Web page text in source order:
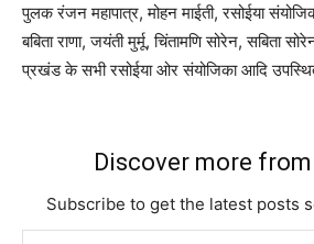
पुलक रंजन महापात्र, मोहन माईती, रसोईया
बबिता राणा, जयंती मुर्मू, चिंतामणि सोरेन, सबिता
प्रखंड के सभी रसोईया ओर संयोजिका आदि
Discover more from
Subscribe to get the latest posts
Type your email…